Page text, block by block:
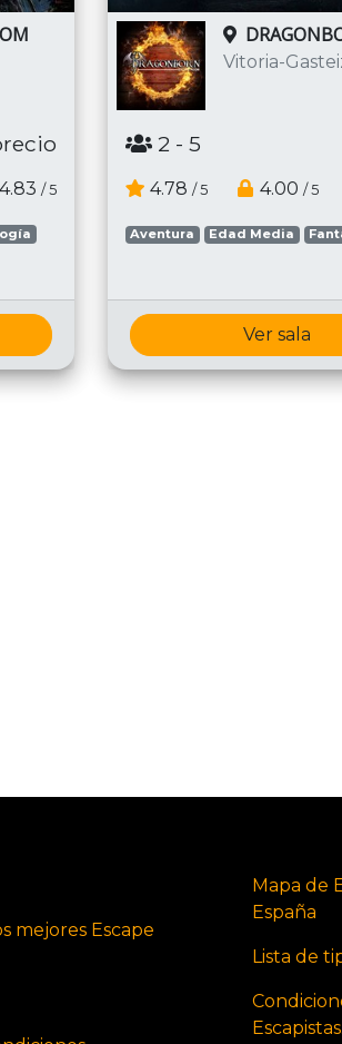
4.83 / 5
Vitoria-
2 - 5
4.78 / 5 4.00 / 5
Aventura Edad Media
Ver sala
mejores Escape
Mapa de
España
Lista de